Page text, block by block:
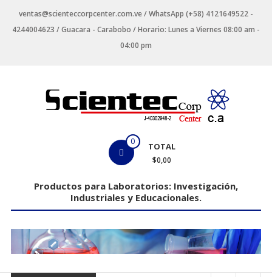
contenido
ventas@scienteccorpcenter.com.ve / WhatsApp (+58) 4121649522 -
4244004623 / Guacara - Carabobo / Horario: Lunes a Viernes 08:00 am -
04:00 pm
Laboratorios
Industriales
y
Educacionales.
0 TOTAL
$0,00
Productos para Laboratorios: Investigación,
Industriales y Educacionales.